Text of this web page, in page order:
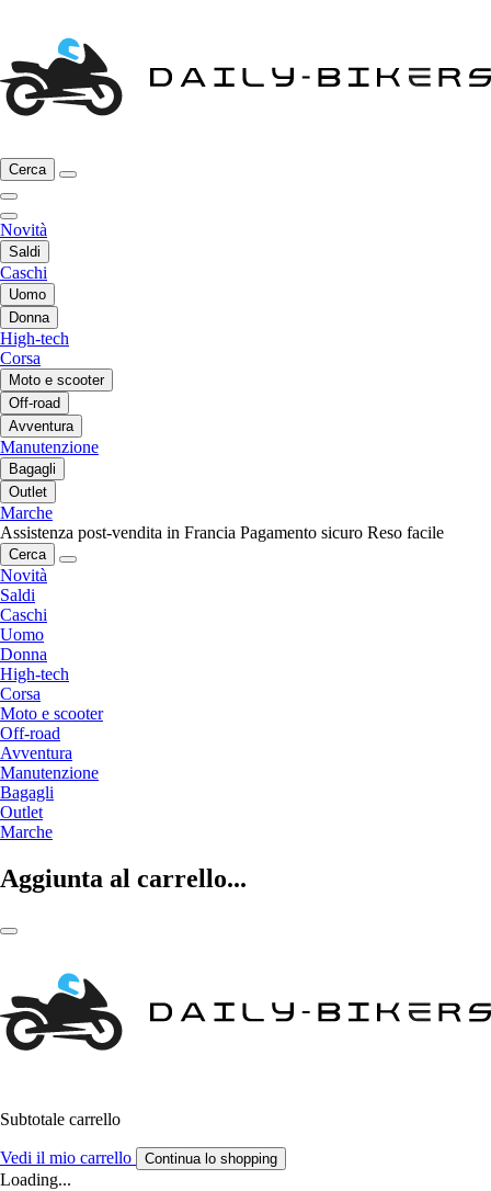
Cerca
Novità
Saldi
Caschi
Uomo
Donna
High-tech
Corsa
Moto e scooter
Off-road
Avventura
Manutenzione
Bagagli
Outlet
Marche
Assistenza post-vendita in Francia Pagamento sicuro Reso facile
Cerca
Novità
Saldi
Caschi
Uomo
Donna
High-tech
Corsa
Moto e scooter
Off-road
Avventura
Manutenzione
Bagagli
Outlet
Marche
Aggiunta al carrello...
Subtotale carrello
Vedi il mio carrello Continua lo shopping
Loading...